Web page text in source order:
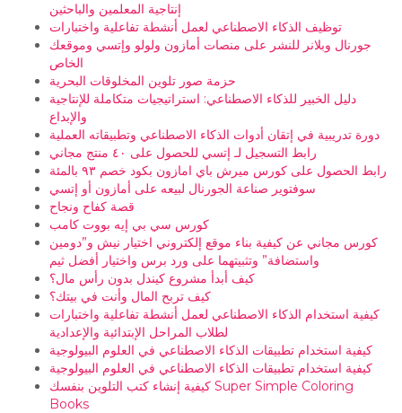
إنتاجية المعلمين والباحثين
توظيف الذكاء الاصطناعي لعمل أنشطة تفاعلية واختبارات
جورنال وبلانر للنشر على منصات أمازون ولولو وإتسي وموقعك
الخاص
حزمة صور تلوين المخلوقات البحرية
دليل الخبير للذكاء الاصطناعي: استراتيجيات متكاملة للإنتاجية
والإبداع
دورة تدريبية في إتقان أدوات الذكاء الاصطناعي وتطبيقاته العملية
رابط التسجيل لـ إتسي للحصول على ٤٠ منتج مجاني
رابط الحصول على كورس ميرش باي امازون بكود خصم ٩٣ بالمئة
سوفتوير صناعة الجورنال لبيعه على أمازون أو إتسي
قصة كفاح ونجاح
كورس سي بي إيه بووت كامب
كورس مجاني عن كيفية بناء موقع إلكتروني اختيار نيش و”دومين
واستضافة” وتثبيتهما على ورد برس واختيار أفضل ثيم
كيف أبدأ مشروع كيندل بدون رأس مال؟
كيف تربح المال وأنت في بيتك؟
كيفية استخدام الذكاء الاصطناعي لعمل أنشطة تفاعلية واختبارات
لطلاب المراحل الإبتدائية والإعدادية
كيفية إنشاء كتب التلوين بنفسك Super Simple Coloring
Books